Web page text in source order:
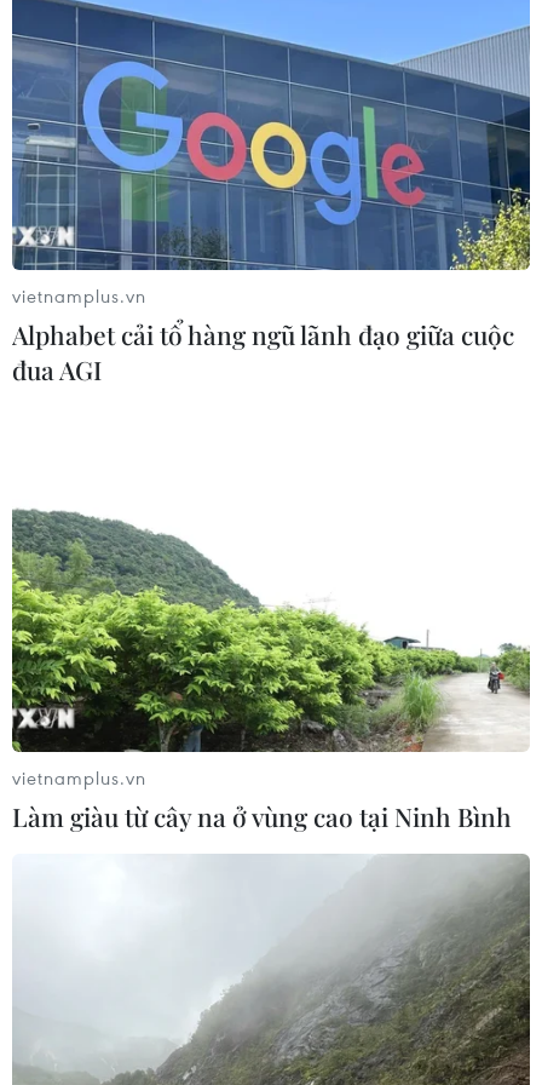
Moody’s cảnh báo hạ tầng điện hạn
chế tiềm năng phát triển AI của
Mexico
06/08/2026 03:33
Các công viên Disney ghi nhận
doanh thu quý kỷ lục
06/08/2026 03:33
Làm giàu từ cây na ở vùng cao tại
Mỹ chuẩn bị áp thuế 15% nguyên liệu
then chốt sản xuất pin mặt trời
06/08/2026 02:12
Giá vàng trong nước tiếp tục tăng,
SJC lên ngưỡng 143,3 triệu đồng mỗi
lượng
Giá vàng ngày 6/8: Bảng giá tại các
vietnamplus.vn
Alphabet cải tổ hàng ngũ lãnh đạo giữa cuộc
đua AGI
vietnamplus.vn
Làm giàu từ cây na ở vùng cao tại Ninh Bình